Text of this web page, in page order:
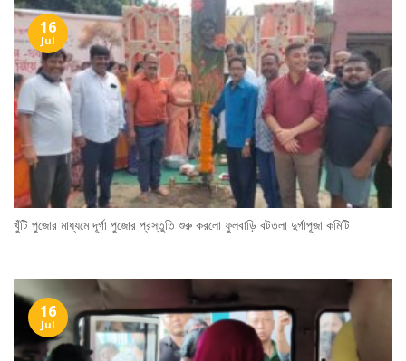
খুঁটি পুজোর মাধ্যমে দূর্গা পুজোর প্রস্তুতি শুরু করলো ফুলবাড়ি বটতলা দুর্গাপূজা কমিটি
16
Jul
16
Jul